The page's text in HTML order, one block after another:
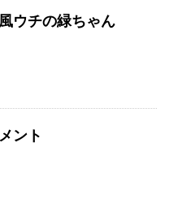
ウチの緑ちゃん
ント